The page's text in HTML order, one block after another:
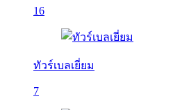
16
ทัวร์เบลเยี่ยม
7